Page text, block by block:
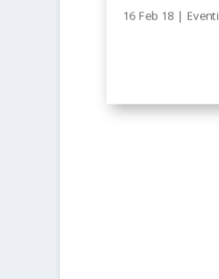
16 Feb 18 | Eventi